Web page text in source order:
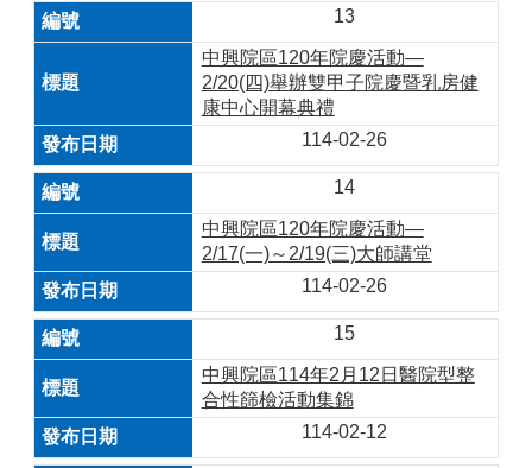
13
中興院區120年院慶活動—
2/20(四)舉辦雙甲子院慶暨乳房健
康中心開幕典禮
114-02-26
14
中興院區120年院慶活動—
2/17(一)～2/19(三)大師講堂
114-02-26
15
中興院區114年2月12日醫院型整
合性篩檢活動集錦
114-02-12